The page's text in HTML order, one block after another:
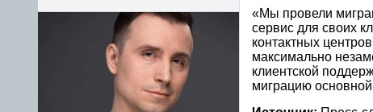
«Мы провели
сервис для своих
контактных
максимально
клиентской
миграцию